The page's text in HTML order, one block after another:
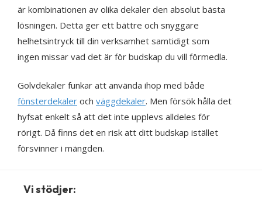
är kombinationen av olika dekaler den absolut bästa
lösningen. Detta ger ett bättre och snyggare
helhetsintryck till din verksamhet samtidigt som
ingen missar vad det är för budskap du vill förmedla.
Golvdekaler funkar att använda ihop med både
fönsterdekaler och väggdekaler. Men försök hålla det
hyfsat enkelt så att det inte upplevs alldeles för
rörigt. Då finns det en risk att ditt budskap istället
försvinner i mängden.
Vi stödjer: